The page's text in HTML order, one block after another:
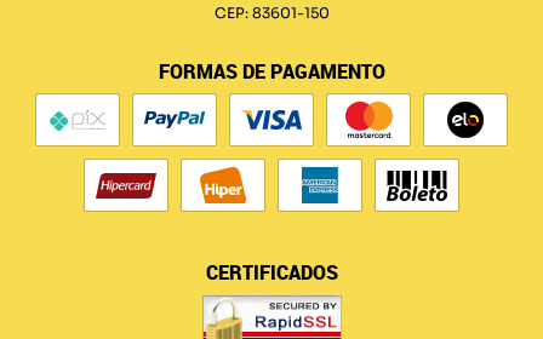
CEP: 83601-150
FORMAS DE PAGAMENTO
CERTIFICADOS